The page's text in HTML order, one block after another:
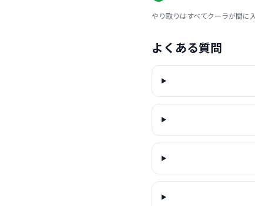
やり取りはすべてクーラが間に
よくある質問